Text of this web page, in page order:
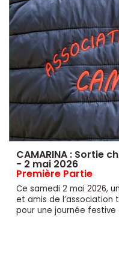
CAMARINA : Sortie
- 2 mai 2026
Première Partie
Ce samedi 2 mai 2026,
et amis de l’association
pour une journée festive